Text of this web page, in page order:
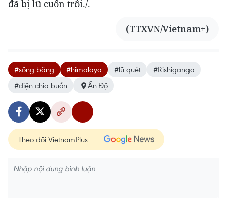
đã bị lũ cuốn trôi./.
(TTXVN/Vietnam+)
#sông băng #himalaya #lũ quét
#Rishiganga
#điện chia buồn
Ấn Độ
Theo dõi VietnamPlus